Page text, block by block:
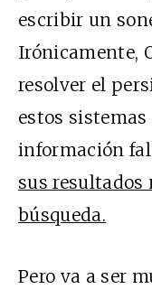
escribir un
Irónicamente,
resolver el
estos
información
sus
búsqueda.
Pero va a ser